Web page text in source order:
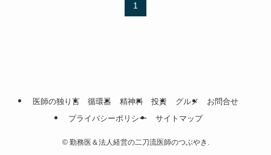
1
医師の独り言 循環器 精神科 投資 グルメ
お問合せ
プライバシーポリシー
サイトマップ
©勤務医＆法人経営の二刀流医師のつぶやき.